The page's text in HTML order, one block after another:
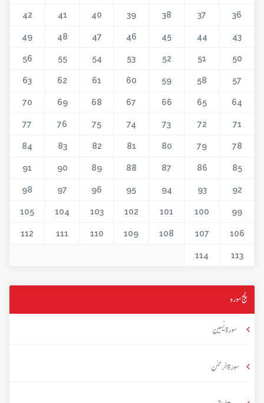
36
37
38
39
40
41
42
43
44
45
46
47
48
49
50
51
52
53
54
55
56
57
58
59
60
61
62
63
64
65
66
67
68
69
70
71
72
73
74
75
76
77
78
79
80
81
82
83
84
85
86
87
88
89
90
91
92
93
94
95
96
97
98
99
100
101
102
103
104
105
106
107
108
109
110
111
112
113
114
پنج سورہ
سورۃ یٰسین
سورۃ الرحمٰن